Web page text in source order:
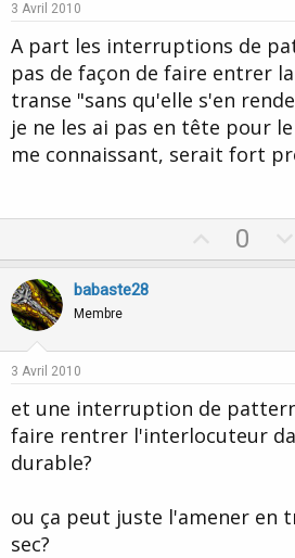
3 Avril 2010
A part les interruptions de
pas de façon de faire entrer
transe "sans qu'elle s'en
je ne les ai pas en tête pour
me connaissant, serait fort
p
0
babaste28
Membre
3 Avril 2010
et une interruption de
faire rentrer l'interlocuteur
durable?
ou ça peut juste l'amener en
sec?